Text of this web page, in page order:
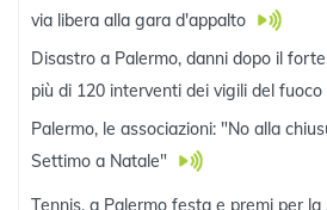
via libera alla gara d'appalto
Disastro a Palermo, danni dopo il
più di 120 interventi dei vigili del fuoco
Palermo, le associazioni: "No alla
Settimo a Natale"
Tennis, a Palermo festa e premi per